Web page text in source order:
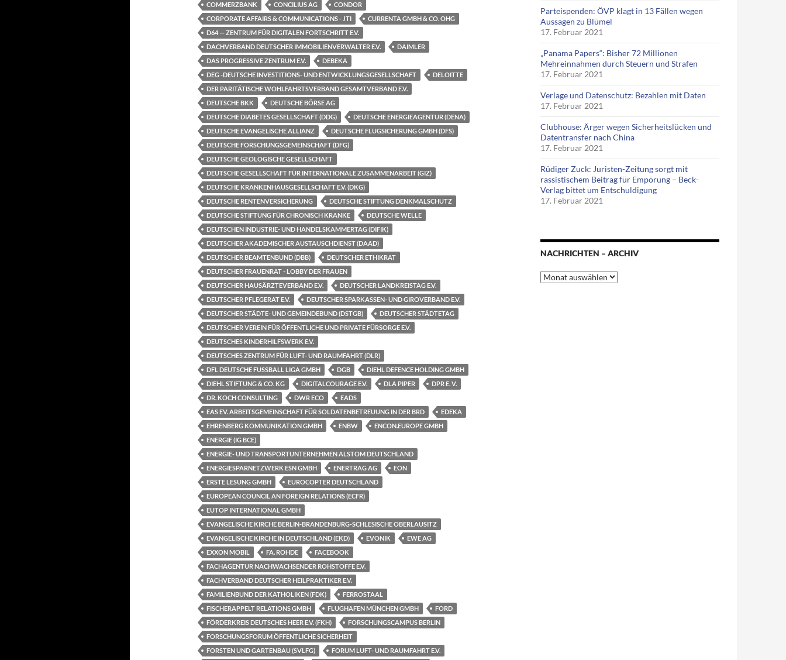
COMMERZBANK
CONCILIUS AG
CONDOR
CORPORATE AFFAIRS & COMMUNICATIONS - JTI
CURRENTA GMBH & CO. OHG
D64 — ZENTRUM FÜR DIGITALEN FORTSCHRITT E.V.
DACHVERBAND DEUTSCHER IMMOBILIENVERWALTER E.V.
DAIMLER
DAS PROGRESSIVE ZENTRUM E.V.
DEBEKA
DEG -DEUTSCHE INVESTITIONS- UND ENTWICKLUNGSGESELLSCHAFT
DELOITTE
DER PARITÄTISCHE WOHLFAHRTSVERBAND GESAMTVERBAND E.V.
DEUTSCHE BKK
DEUTSCHE BÖRSE AG
DEUTSCHE DIABETES GESELLSCHAFT (DDG)
DEUTSCHE ENERGIEAGENTUR (DENA)
DEUTSCHE EVANGELISCHE ALLIANZ
DEUTSCHE FLUGSICHERUNG GMBH (DFS)
DEUTSCHE FORSCHUNGSGEMEINSCHAFT (DFG)
DEUTSCHE GEOLOGISCHE GESELLSCHAFT
DEUTSCHE GESELLSCHAFT FÜR INTERNATIONALE ZUSAMMENARBEIT (GIZ)
DEUTSCHE KRANKENHAUSGESELLSCHAFT E.V. (DKG)
DEUTSCHE RENTENVERSICHERUNG
DEUTSCHE STIFTUNG DENKMALSCHUTZ
DEUTSCHE STIFTUNG FÜR CHRONISCH KRANKE
DEUTSCHE WELLE
DEUTSCHEN INDUSTRIE- UND HANDELSKAMMERTAG (DIFIK)
DEUTSCHER AKADEMISCHER AUSTAUSCHDIENST (DAAD)
DEUTSCHER BEAMTENBUND (DBB)
DEUTSCHER ETHIKRAT
DEUTSCHER FRAUENRAT - LOBBY DER FRAUEN
DEUTSCHER HAUSÄRZTEVERBAND E.V.
DEUTSCHER LANDKREISTAG E.V.
DEUTSCHER PFLEGERAT E.V.
DEUTSCHER SPARKASSEN- UND GIROVERBAND E.V.
DEUTSCHER STÄDTE- UND GEMEINDEBUND (DSTGB)
DEUTSCHER STÄDTETAG
DEUTSCHER VEREIN FÜR ÖFFENTLICHE UND PRIVATE FÜRSORGE E.V.
DEUTSCHES KINDERHILFSWERK E.V.
DEUTSCHES ZENTRUM FÜR LUFT- UND RAUMFAHRT (DLR)
DFL DEUTSCHE FUSSBALL LIGA GMBH
DGB
DIEHL DEFENCE HOLDING GMBH
DIEHL STIFTUNG & CO. KG
DIGITALCOURAGE E.V. DLA PIPER
DPR E. V.
DR. KOCH CONSULTING
DWR ECO
EADS
EAS EV. ARBEITSGEMEINSCHAFT FÜR SOLDATENBETREUUNG IN DER BRD
EDEKA
EHRENBERG KOMMUNIKATION GMBH
ENBW
ENCON.EUROPE GMBH
ENERGIE (IG BCE)
ENERGIE- UND TRANSPORTUNTERNEHMEN ALSTOM DEUTSCHLAND
ENERGIESPARNETZWERK ESN GMBH
ENERTRAG AG
EON
ERSTE LESUNG GMBH
EUROCOPTER DEUTSCHLAND
EUROPEAN COUNCIL AN FOREIGN RELATIONS (ECFR)
EUTOP INTERNATIONAL GMBH
EVANGELISCHE KIRCHE BERLIN-BRANDENBURG-SCHLESISCHE OBERLAUSITZ
EVANGELISCHE KIRCHE IN DEUTSCHLAND (EKD)
EVONIK
EWE AG
EXXON MOBIL
FA. ROHDE
FACEBOOK
FACHAGENTUR NACHWACHSENDER ROHSTOFFE E.V.
FACHVERBAND DEUTSCHER HEILPRAKTIKER E.V.
FAMILIENBUND DER KATHOLIKEN (FDK)
FERROSTAAL
FISCHERAPPELT RELATIONS GMBH
FLUGHAFEN MÜNCHEN GMBH
FORD
FÖRDERKREIS DEUTSCHES HEER E.V. (FKH)
FORSCHUNGSCAMPUS BERLIN
FORSCHUNGSFORUM ÖFFENTLICHE SICHERHEIT
FORSTEN UND GARTENBAU (SVLFG)
FORUM LUFT- UND RAUMFAHRT E.V.
Parteispenden: ÖVP klagt in 13 Fällen wegen
Aussagen zu Blümel
17. Februar 2021
„Panama Papers“: Bisher 72 Millionen
Mehreinnahmen durch Steuern und Strafen
17. Februar 2021
Verlage und Datenschutz: Bezahlen mit Daten
17. Februar 2021
Clubhouse: Ärger wegen Sicherheitslücken und
Datentransfer nach China
17. Februar 2021
Rüdiger Zuck: Juristen-Zeitung sorgt mit
rassistischem Beitrag für Empörung – Beck-
Verlag bittet um Entschuldigung
17. Februar 2021
NACHRICHTEN – ARCHIV
Nachrichten
–